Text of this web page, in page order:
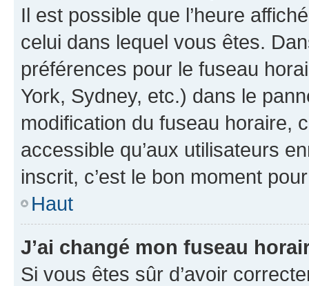
Il est possible que l’heure
celui dans lequel vous êtes.
préférences pour le fuseau
York, Sydney, etc.) dans le
modification du fuseau horaire,
accessible qu’aux utilisateurs
inscrit, c’est le bon moment
Haut
J’ai changé mon fuseau
Si vous êtes sûr d’avoir